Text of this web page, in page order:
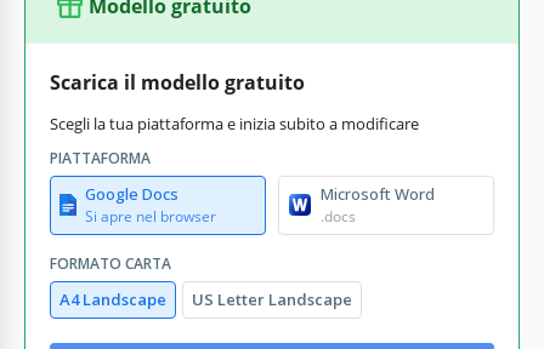
Modello gratuito
Scarica il modello gratuito
Scegli la tua piattaforma e inizia subito a modificare
PIATTAFORMA
Google Docs
Si apre nel browser
Microsoft Word
.docs
FORMATO CARTA
A4 Landscape US Letter Landscape